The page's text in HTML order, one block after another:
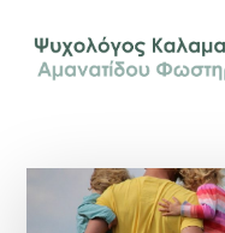
primary
footer
menu
Ψυχολόγος
στην
ειδικός